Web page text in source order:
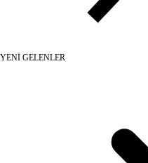
YENİ GELENLER